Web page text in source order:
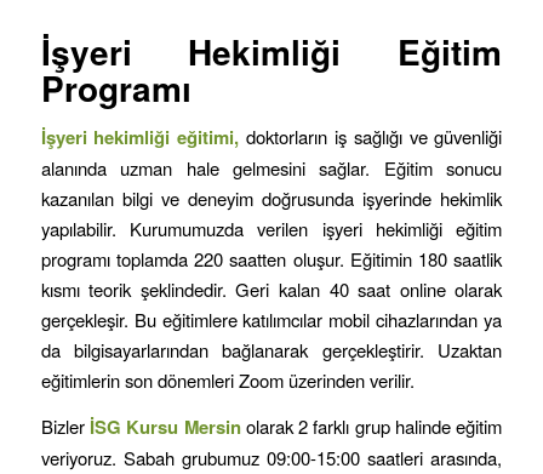
İşyeri Hekimliği Eğitim
Programı
İşyeri hekimliği eğitimi, doktorların iş sağlığı ve güvenliği
alanında uzman hale gelmesini sağlar. Eğitim sonucu
kazanılan bilgi ve deneyim doğrusunda işyerinde hekimlik
yapılabilir. Kurumumuzda verilen işyeri hekimliği eğitim
programı toplamda 220 saatten oluşur. Eğitimin 180 saatlik
kısmı teorik şeklindedir. Geri kalan 40 saat online olarak
gerçekleşir. Bu eğitimlere katılımcılar mobil cihazlarından ya
da bilgisayarlarından bağlanarak gerçekleştirir. Uzaktan
eğitimlerin son dönemleri Zoom üzerinden verilir.
Bizler İSG Kursu Mersinolarak 2 farklı grup halinde eğitim
veriyoruz. Sabah grubumuz 09:00-15:00 saatleri arasında,